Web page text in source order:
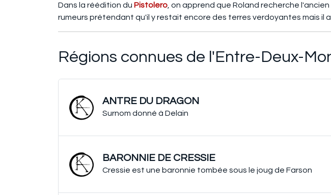
Dans la réédition du Pistolero , on apprend que Roland recherche
rumeurs prétendant qu'il y restait encore des terres verdoyantes mais il a
Régions connues de l'Entre-Deux-
ANTRE DU DRAGON
Surnom donné à Delain
BARONNIE DE CRESSIE
Cressie est une baronnie tombée sous le joug de Farson